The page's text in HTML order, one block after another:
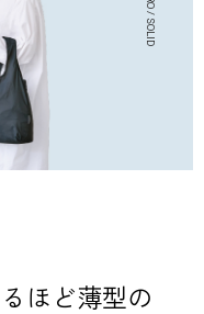
ほど薄型の